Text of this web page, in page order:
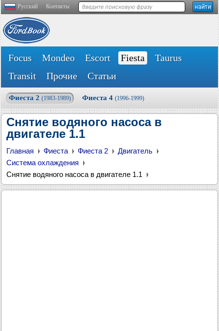
Русский Контакты
Focus Mondeo Escort Fiesta
Taurus
Transit
Прочие Статьи
Фиеста 2 (1983-1989) Фиеста 4 (1996-1999)
Снятие водяного насоса в
двигателе 1.1
Главная Фиеста Фиеста 2
Двигатель
Система охлаждения
Снятие водяного насоса в двигателе 1.1